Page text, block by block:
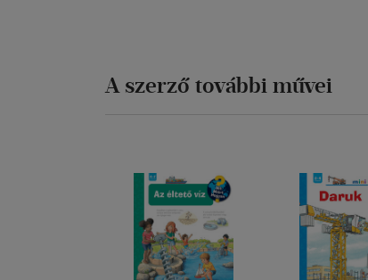
A szerző további művei